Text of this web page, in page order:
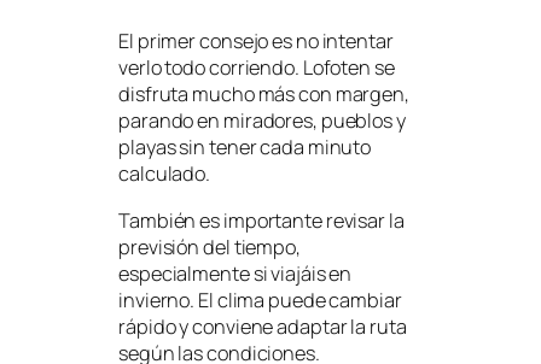
El primer consejo es no intentar
verlo todo corriendo. Lofoten se
disfruta mucho más con margen,
parando en miradores, pueblos y
playas sin tener cada minuto
calculado.
También es importante revisar la
previsión del tiempo,
especialmente si viajáis en
invierno. El clima puede cambiar
rápido y conviene adaptar la ruta
según las condiciones.